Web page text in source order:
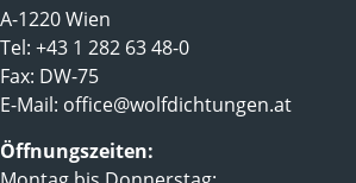
A-1220 Wien
Tel: +43 1 282 63 48-0
Fax: DW-75
E-Mail: office@wolfdichtungen.at
Öffnungszeiten: